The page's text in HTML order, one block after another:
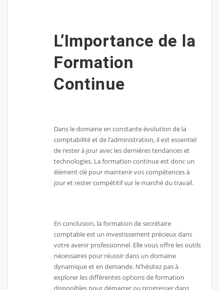
L’Importance de la
Formation
Continue
Dans le domaine en constante évolution de la
comptabilité et de l’administration, il est essentiel
de rester à jour avec les dernières tendances et
technologies. La formation continue est donc un
élément clé pour maintenir vos compétences à
jour et rester compétitif sur le marché du travail.
En conclusion, la formation de secrétaire
comptable est un investissement précieux dans
votre avenir professionnel. Elle vous offre les outils
nécessaires pour réussir dans un domaine
dynamique et en demande. N’hésitez pas à
explorer les différentes options de formation
disponibles pour démarrer ou progresser dans